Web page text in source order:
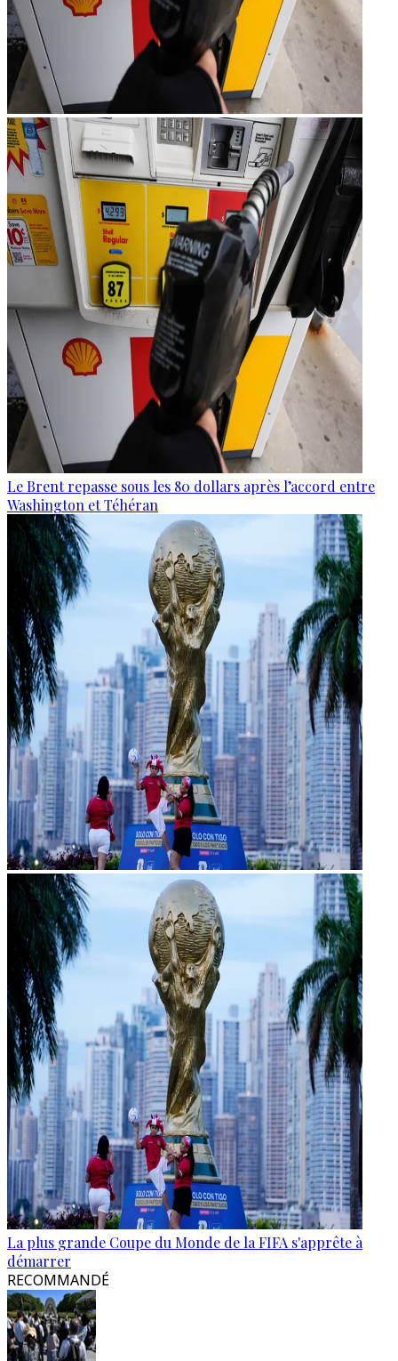
Le Brent repasse sous les 80 dollars après l’accord entre
Washington et Téhéran
La plus grande Coupe du Monde de la FIFA s'apprête à
démarrer
RECOMMANDÉ